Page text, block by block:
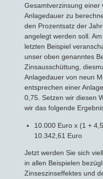
Gesamtverzinsung
Anlagedauer zu
den Prozentsatz der
angelegt werden soll.
letzten Beispiel
unser oben genanntes
Zinsausschüttung,
Anlagedauer von neun
entsprechen einer
0,75. Setzen wir diesen
wir das folgende
10.000 Euro x (1 +
10.342,61 Euro
Jetzt werden Sie sich
in allen Beispielen
Zinseszinseffektes und